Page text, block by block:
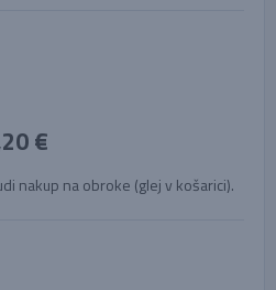
€
nakup na obroke (glej v košarici).